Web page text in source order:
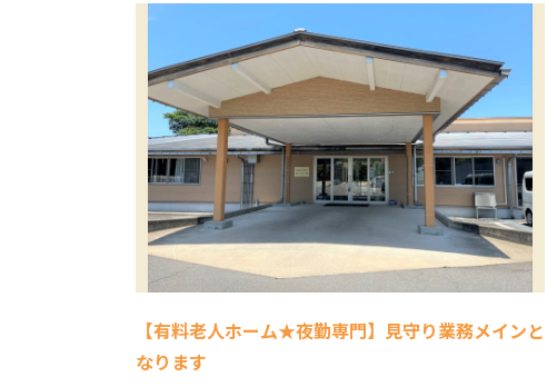
【有料老人ホーム★夜勤専門】見守り業務メインと
なります